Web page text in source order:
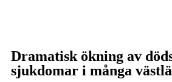
Dramatisk ökning av
sjukdomar i många